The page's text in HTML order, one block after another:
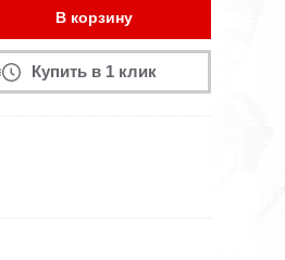
В корзину
Купить в 1 клик